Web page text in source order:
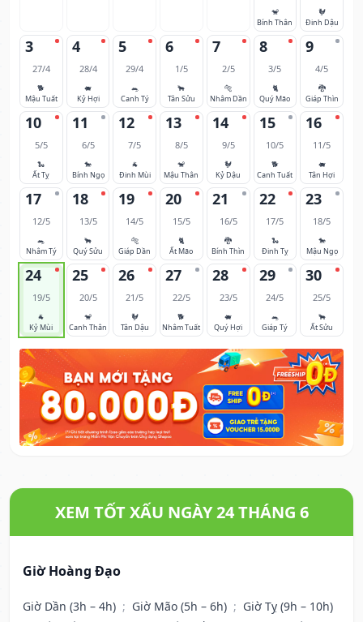
🐒
Bính Thân
🐓
Đinh Dậu
3
27/4
🐕
Mậu Tuất
4
28/4
🐖
Kỷ Hợi
5
29/4
🐀
Canh Tý
6
1/5
🐂
Tân Sửu
7
2/5
🐅
Nhâm Dần
8
3/5
🐈
Quý Mão
9
4/5
🐉
Giáp Thìn
10
5/5
🐍
Ất Tỵ
11
6/5
🐎
Bính Ngọ
12
7/5
🐐
Đinh Mùi
13
8/5
🐒
Mậu Thân
14
9/5
🐓
Kỷ Dậu
15
10/5
🐕
Canh Tuất
16
11/5
🐖
Tân Hợi
17
12/5
🐀
Nhâm Tý
18
13/5
🐂
Quý Sửu
19
14/5
🐅
Giáp Dần
20
15/5
🐈
Ất Mão
21
16/5
🐉
Bính Thìn
22
17/5
🐍
Đinh Tỵ
23
18/5
🐎
Mậu Ngọ
24
19/5
🐐
Kỷ Mùi
25
20/5
🐒
Canh Thân
26
21/5
🐓
Tân Dậu
27
22/5
🐕
Nhâm Tuất
28
23/5
🐖
Quý Hợi
29
24/5
🐀
Giáp Tý
30
25/5
🐂
Ất Sửu
XEM TỐT XẤU NGÀY 24 THÁNG 6
Giờ Hoàng Đạo
Giờ Dần (3h – 4h) ; Giờ Mão (5h – 6h) ; Giờ Tỵ (9h – 10h)